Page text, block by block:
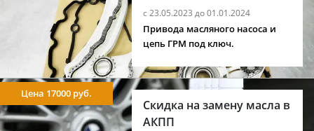
с 23.05.2023 до 01.01.2024
Привода масляного насоса и
цепь ГРМ под ключ.
Скидка на замену масла в
АКПП
Цена 17000 руб.